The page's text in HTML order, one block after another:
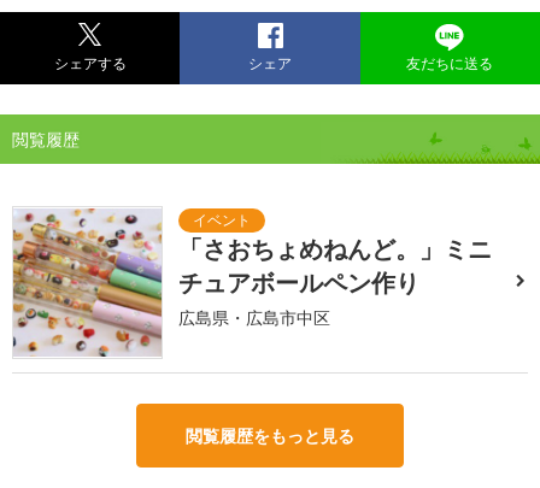
シェアする シェア 友だちに送る
閲覧履歴
「さおちょめねんど。」ミニ
チュアボールペン作り
広島県・広島市中区
閲覧履歴をもっと見る